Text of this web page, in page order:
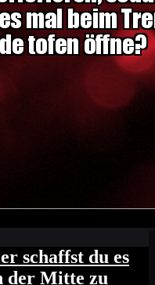
schaffst du es
der Mitte zu